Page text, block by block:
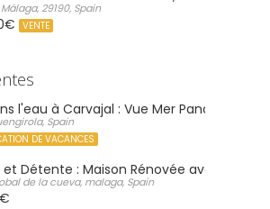
29190, Spain
VENTE
l'eau à Carvajal : Vue Mer Panoramique
Spain
DE VACANCES
Détente : Maison Rénovée avec Grand
de la cueva, malaga, Spain